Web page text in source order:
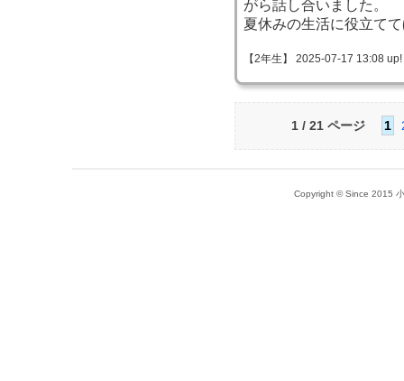
がら話し合いました。
夏休みの生活に役立て
【2年生】 2025-07-17 13:08 up!
1 / 21 ページ 1
Copyright © Since 2015